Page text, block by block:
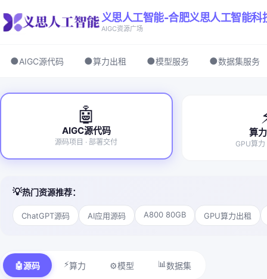
义思人工智能-合肥义思人工智能科
AIGC资源广场
●AIGC源代码 ●算力出租 ●模型服务 ●数据集服务
🤖
AIGC源代码
源码项目 · 部署交付
算
GPU算力
💡热门资源推荐：
ChatGPT源码 AI应用源码 A800 80GB GPU算力出租
🤖源码 ⚡算力 ⚙️模型 📊数据集